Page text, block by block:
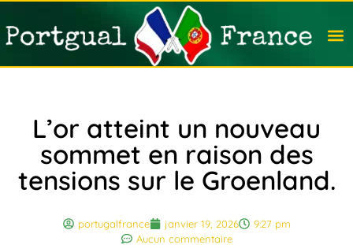
L’or atteint un nouveau
sommet en raison des
tensions sur le Groenland.
portugalfrance janvier 19, 2026
9:27 pm
Aucun commentaire